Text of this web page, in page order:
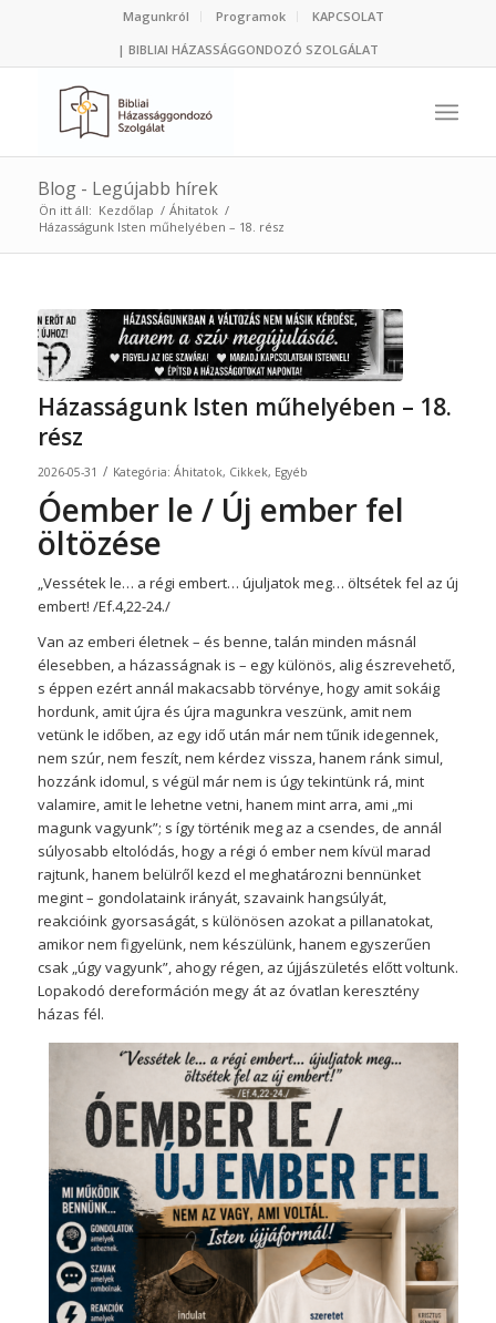
Magunkról Programok
KAPCSOLAT
| BIBLIAI HÁZASSÁGGONDOZÓ SZOLGÁLAT
Blog - Legújabb hírek
Ön itt áll: Kezdőlap / Áhitatok /
Házasságunk Isten műhelyében – 18. rész
Házasságunk Isten műhelyében – 18.
rész
2026-05-31 / Kategória: Áhitatok, Cikkek, Egyéb
Óember le / Új ember fel
öltözése
„Vessétek le… a régi embert… újuljatok meg… öltsétek fel az új
embert! /Ef.4,22-24./
Van az emberi életnek – és benne, talán minden másnál
élesebben, a házasságnak is – egy különös, alig észrevehető,
s éppen ezért annál makacsabb törvénye, hogy amit sokáig
hordunk, amit újra és újra magunkra veszünk, amit nem
vetünk le időben, az egy idő után már nem tűnik idegennek,
nem szúr, nem feszít, nem kérdez vissza, hanem ránk simul,
hozzánk idomul, s végül már nem is úgy tekintünk rá, mint
valamire, amit le lehetne vetni, hanem mint arra, ami „mi
magunk vagyunk”; s így történik meg az a csendes, de annál
súlyosabb eltolódás, hogy a régi ó ember nem kívül marad
rajtunk, hanem belülről kezd el meghatározni bennünket
megint – gondolataink irányát, szavaink hangsúlyát,
reakcióink gyorsaságát, s különösen azokat a pillanatokat,
amikor nem figyelünk, nem készülünk, hanem egyszerűen
csak „úgy vagyunk”, ahogy régen, az újjászületés előtt voltunk.
Lopakodó dereformáción megy át az óvatlan keresztény
házas fél.